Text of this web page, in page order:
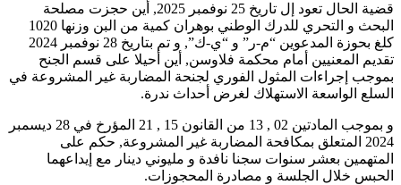
قضية الحال تعود إل تاريخ 25 نوفمبر 2025, أين حجزت مصلحة
البحث و التحري للدرك الوطني بوهران كمية من البن وزنها 1020
كلغ بحوزة المدعوين “م-ر” و “ي-ك”, و تم بتاريخ 28 نوفمبر 2024
تقديم المعنيين أمام محكمة فلاوسن, أين أحيلا على قسم الجنح
بموجب إجراءات المثول الفوري لجنحة المضاربة غير المشروعة في
السلع الواسعة الاستهلاك لغرض أحداث ندرة.
و بموجب المادتين 02 , 13 من القانون 15 , 21 المؤرخ في 28 ديسمبر
2024 المتعلق بمكافحة المضاربة غير المشروعة, حكم على
المتهمين بعشر سنوات سجنا نافدة و مليوني دينار مع إيداعهما
الحبس خلال الجلسة و مصادرة المحجوزات.